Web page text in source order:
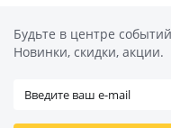
Будьте в центре
Новинки, скидки, акции.